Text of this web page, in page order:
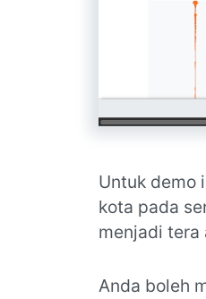
Untuk demo
kota pada
menjadi tera
Anda boleh